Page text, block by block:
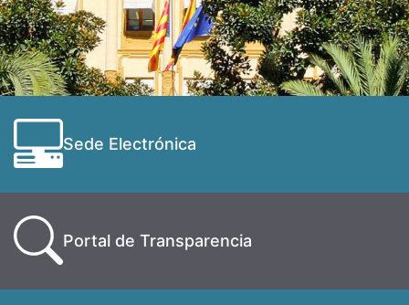
Sede Electrónica
Portal de Transparencia